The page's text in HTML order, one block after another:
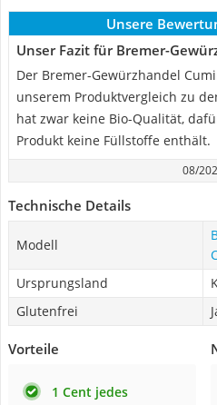
Unsere
Unser Fazit für Bremer-
Der Bremer-Gewürzhandel
unserem Produktvergleich zu
hat zwar keine Bio-Qualität,
Produkt keine Füllstoffe enthält.
08/
Technische Details
Modell
Ursprungsland
Glutenfrei
Vorteile
1 Cent jedes